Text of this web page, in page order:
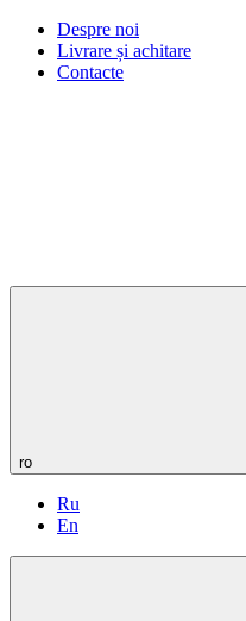
Despre noi
Livrare și achitare
Contacte
ro
Ru
En